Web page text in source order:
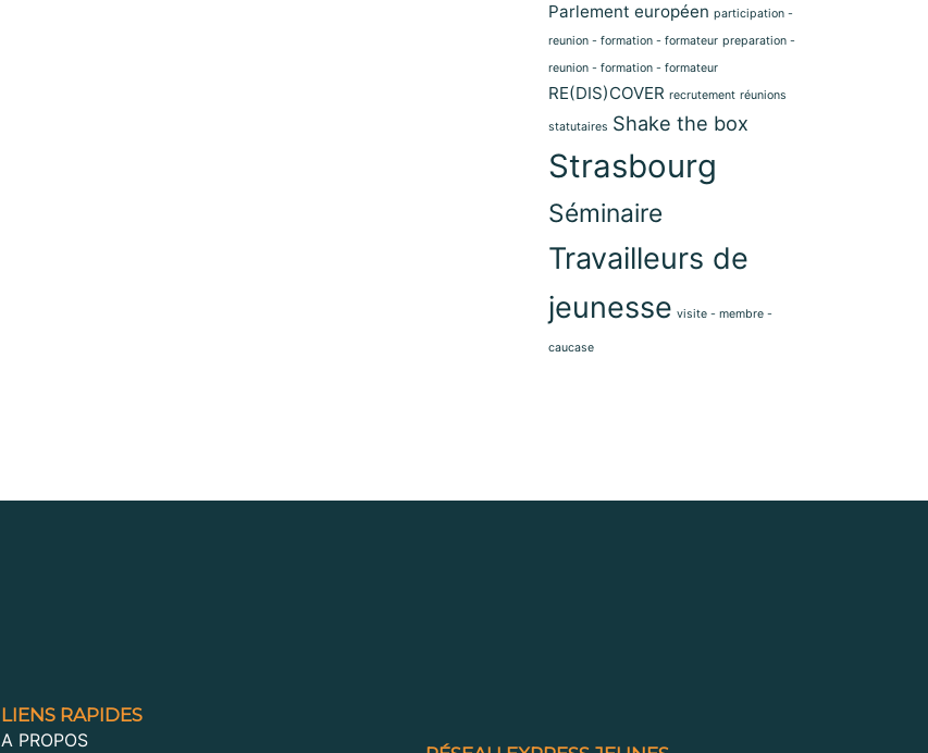
Parlement européen participation -
reunion - formation - formateur preparation -
reunion - formation - formateur
RE(DIS)COVER recrutement réunions
statutaires Shake the box
Strasbourg
Séminaire
Travailleurs de
jeunesse visite - membre -
caucase
LIENS RAPIDES
A PROPOS